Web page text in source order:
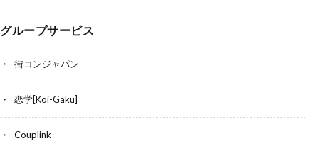
グループサービス
街コンジャパン
恋学[Koi-Gaku]
Couplink